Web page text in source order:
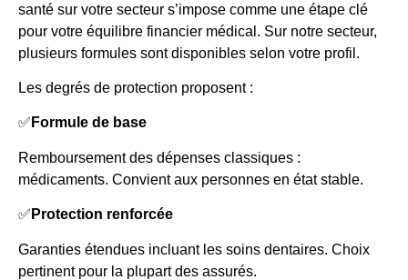
santé sur votre secteur s’impose comme une étape clé
pour votre équilibre financier médical. Sur notre secteur,
plusieurs formules sont disponibles selon votre profil.
Les degrés de protection proposent :
✅ Formule de base
Remboursement des dépenses classiques :
médicaments. Convient aux personnes en état stable.
✅ Protection renforcée
Garanties étendues incluant les soins dentaires. Choix
pertinent pour la plupart des assurés.